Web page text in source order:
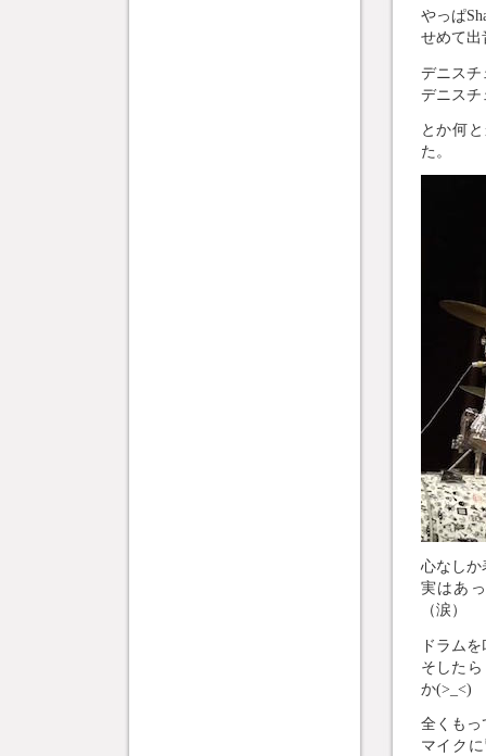
やっぱ
せめて出
デニスチ
デニスチ
とか何
た。
心なしか
実はあ
（涙）
ドラム
そした
か(>_<)
全くもっ
マイク